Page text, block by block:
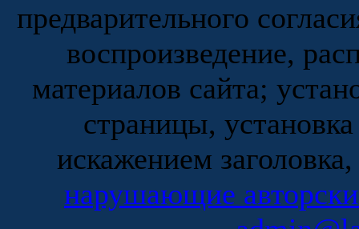
предварительного
воспроизведение,
материалов сайта;
страницы,
искажением
нарушающие